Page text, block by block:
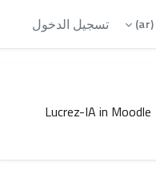
تسجيل الدخول
Lucrez-IA in Moodle